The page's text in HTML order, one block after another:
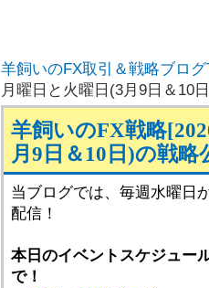
羊飼いのFX取引＆戦略ブログ
月曜日と火曜日(3月9日＆10
羊飼いのFX戦略
月9日＆10日)の戦
当ブログでは、毎週水曜日
配信！
本日のイベントスケジュー
で！